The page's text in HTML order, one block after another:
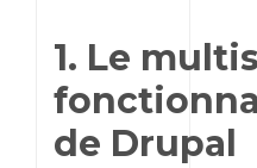
1. Le
de Drupal